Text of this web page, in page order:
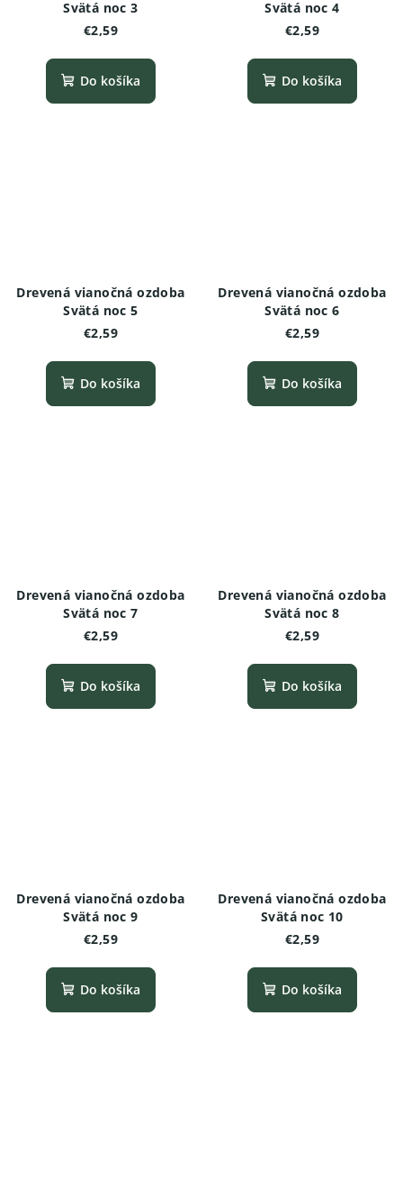
Svätá noc 3
€2,59
Do košíka
Svätá noc 4
€2,59
Do košíka
Drevená vianočná ozdoba
Svätá noc 5
€2,59
Do košíka
Drevená vianočná ozdoba
Svätá noc 6
€2,59
Do košíka
Drevená vianočná ozdoba
Svätá noc 7
€2,59
Do košíka
Drevená vianočná ozdoba
Svätá noc 8
€2,59
Do košíka
Drevená vianočná ozdoba
Svätá noc 9
€2,59
Do košíka
Drevená vianočná ozdoba
Svätá noc 10
€2,59
Do košíka